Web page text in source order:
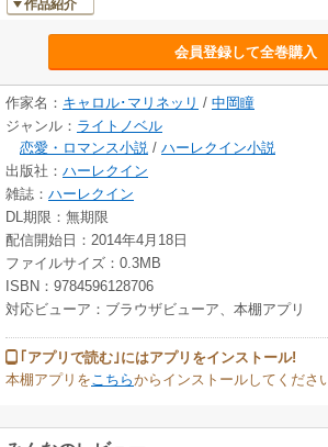
作品紹介
会員登録して全巻購入
作家名： キャロル･マリネッリ / 中岡瞳
ジャンル： ライトノベル
恋愛・ロマンス小説 / ハーレクイン小説
出版社： ハーレクイン
雑誌： ハーレクイン
DL期限：無期限
配信開始日：2014年4月18日
ファイルサイズ：0.3MB
ISBN：9784596128706
対応ビューア：ブラウザビューア、本棚アプリ
｢アプリで読む｣にはアプリをインストール!
本棚アプリをこちらからインストールしてくださ